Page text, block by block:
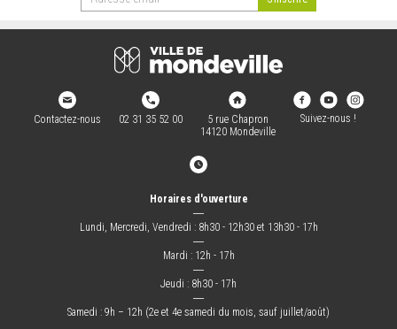
Contactez-nous 02 31 35 52 00
5 rue Chapron
14120 Mondeville
Suivez-nous !
Horaires d'ouverture
―
Lundi, Mercredi, Vendredi : 8h30 - 12h30 et 13h30 - 17h
―
Mardi : 12h - 17h
―
Jeudi : 8h30 - 17h
―
Samedi : 9h – 12h (2e et 4e samedi du mois, sauf juillet/août)